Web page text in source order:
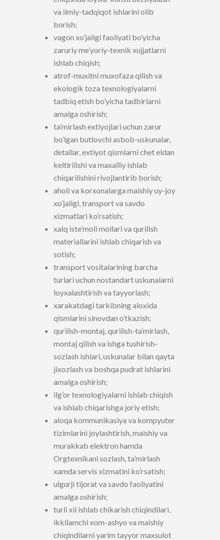
va ilmiy-tadqiqot ishlarini olib
borish;
vagon xo’jaligi faoliyati bo’yicha
zaruriy me’yoriy-texnik xujjatlarni
ishlab chiqish;
atrof-muxitni muxofaza qilish va
ekologik toza texnologiyalarni
tadbiq etish bo’yicha tadbirlarni
amalga oshirish;
ta’mirlash extiyojlari uchun zarur
bo’lgan butlovchi asbob-uskunalar,
detallar, extiyot qismlarni chet eldan
keltirilishi va maxalliy ishlab
chiqarilishini rivojlantirib borish;
aholi va korxonalarga maishiy uy-joy
xo’jaligi, transport va savdo
xizmatlari ko’rsatish;
xalq iste’moli mollari va qurilish
materiallarini ishlab chiqarish va
sotish;
transport vositalarining barcha
turlari uchun nostandart uskunalarni
loyxalashtirish va tayyorlash;
xarakatdagi tarkibning aloxida
qismlarini sinovdan o’tkazish;
qurilish-montaj, qurilish-ta’mirlash,
montaj qilish va ishga tushirish-
sozlash ishlari, uskunalar bilan qayta
jixozlash va boshqa pudrat ishlarini
amalga oshirish;
ilg’or texnologiyalarni ishlab chiqish
va ishlab chiqarishga joriy etish;
aloqa kommunikasiya va kompyuter
tizimlarini joylashtirish, maishiy va
murakkab elektron hamda
Orgtexnikani sozlash, ta’mirlash
xamda servis xizmatini ko’rsatish;
ulgurji tijorat va savdo faoliyatini
amalga oshirish;
turli xil ishlab chikarish chiqindilari,
ikkilamchi xom-ashyo va maishiy
chiqindilarni yarim tayyor maxsulot